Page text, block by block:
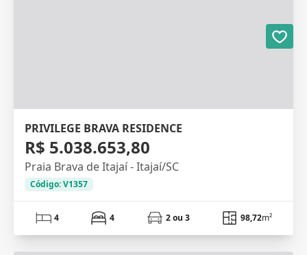
PRIVILEGE BRAVA RESIDENCE
R$ 5.038.653,80
Praia Brava de Itajaí - Itajaí/SC
Código: V1357
4 4 2 ou 3 98,72m²